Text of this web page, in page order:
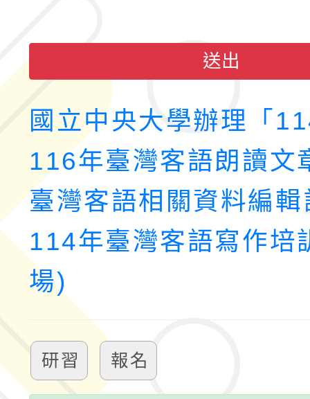
送出
國立中央大學辦理「
116年臺灣客語朗讀文
臺灣客語相關資料編輯
114年臺灣客語寫作培
場)
研習 報名